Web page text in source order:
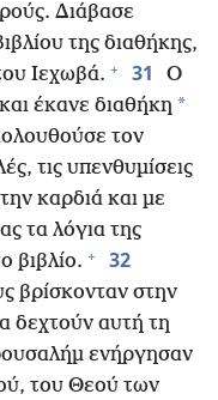
Διάβασε
της διαθήκης,
Ιεχωβά. + 31
Ο
έκανε διαθήκη *
τον
τις υπενθυμίσεις
καρδιά και με
τα λόγια της
βιβλίο. + 32
βρίσκονταν στην
δεχτούν αυτή τη
ενήργησαν
του Θεού των